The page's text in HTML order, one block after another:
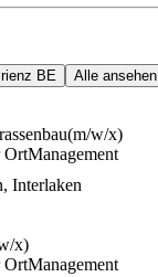
BE Alle ansehen
(m/w/x)
OrtManagement
Interlaken
x)
OrtManagement